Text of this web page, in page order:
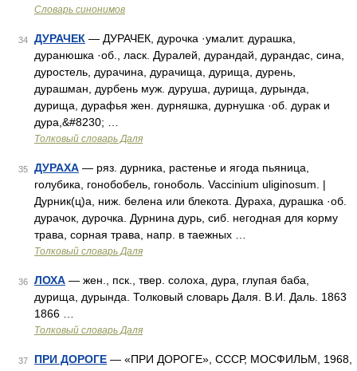
Словарь синонимов
34 ДУРАЧЕК — ДУРАЧЕК, дурочка ·умалит. дурашка,
дуранюшка ·об., ласк. Дуралей, дурандай, дурандас, сина,
дуростель, дурачина, дурачища, дурища, дурень,
дурашман, дурбень муж. дуруша, дурища, дурында,
дурища, дурафья жен. дурняшка, дурнушка ·об. дурак и
дура,&#8230; …
Толковый словарь Даля
35 ДУРАХА — ряз. дурника, растенье и ягода пьяница,
голубика, гонобобель, гоноболь. Vaccinium uliginosum. |
Дурник(ц)а, ниж. белена или блекота. Дураха, дурашка ·об.
дурачок, дурочка. Дурнина дурь, сиб. негодная для корму
трава, сорная трава, напр. в таежных …
Толковый словарь Даля
36 ЛОХА — жен., пск., твер. солоха, дура, глупая баба,
дурища, дурында. Толковый словарь Даля. В.И. Даль. 1863
1866 …
Толковый словарь Даля
37 ПРИ ДОРОГЕ — «ПРИ ДОРОГЕ», СССР, МОСФИЛЬМ, 1968,